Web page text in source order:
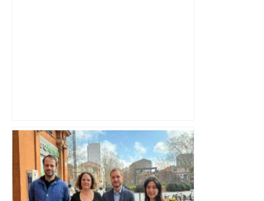
"On souhaite remettre un peu d’ordre" :
la mairie de Toulouse interdit le
commerce ambulant de 6 heures à
minuit dans ce grand quartier populaire
et prévoit des sanctions pour libérer